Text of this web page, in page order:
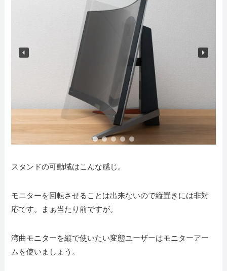
スタンドの可動域はこんな感じ。
モニターを回転させることは出来ないので縦置きには非対
応です。まぁ当たり前ですが。
湾曲モニターを縦で使いたい変態ユーザーはモニターアー
ムを使いましょう。